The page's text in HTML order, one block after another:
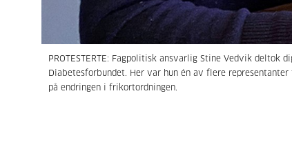
PROTESTERTE: Fagpolitisk ansvarlig Stine Vedvik deltok
Diabetesforbundet. Her var hun én av flere
på endringen i frikortordningen.